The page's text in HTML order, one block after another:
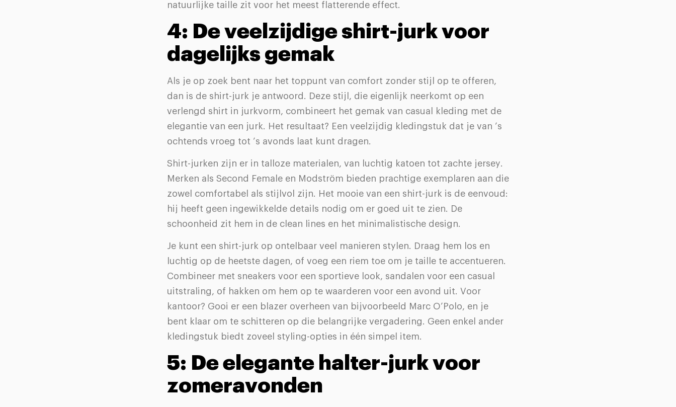
natuurlijke taille zit voor het meest flatterende effect.
4: De veelzijdige shirt-jurk voor
dagelijks gemak
Als je op zoek bent naar het toppunt van comfort zonder stijl op te offeren,
dan is de shirt-jurk je antwoord. Deze stijl, die eigenlijk neerkomt op een
verlengd shirt in jurkvorm, combineert het gemak van casual kleding met de
elegantie van een jurk. Het resultaat? Een veelzijdig kledingstuk dat je van ’s
ochtends vroeg tot ’s avonds laat kunt dragen.
Shirt-jurken zijn er in talloze materialen, van luchtig katoen tot zachte jersey.
Merken als Second Female en Modström bieden prachtige exemplaren aan die
zowel comfortabel als stijlvol zijn. Het mooie van een shirt-jurk is de eenvoud:
hij heeft geen ingewikkelde details nodig om er goed uit te zien. De
schoonheid zit hem in de clean lines en het minimalistische design.
Je kunt een shirt-jurk op ontelbaar veel manieren stylen. Draag hem los en
luchtig op de heetste dagen, of voeg een riem toe om je taille te accentueren.
Combineer met sneakers voor een sportieve look, sandalen voor een casual
uitstraling, of hakken om hem op te waarderen voor een avond uit. Voor
kantoor? Gooi er een blazer overheen van bijvoorbeeld Marc O’Polo, en je
bent klaar om te schitteren op die belangrijke vergadering. Geen enkel ander
kledingstuk biedt zoveel styling-opties in één simpel item.
5: De elegante halter-jurk voor
zomeravonden